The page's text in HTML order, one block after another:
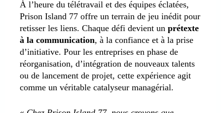
À l’heure du télétravail et des équipes éclatées,
Prison Island 77 offre un terrain de jeu inédit pour
retisser les liens. Chaque défi devient un prétexte
à la communication, à la confiance et à la prise
d’initiative. Pour les entreprises en phase de
réorganisation, d’intégration de nouveaux talents
ou de lancement de projet, cette expérience agit
comme un véritable catalyseur managérial.